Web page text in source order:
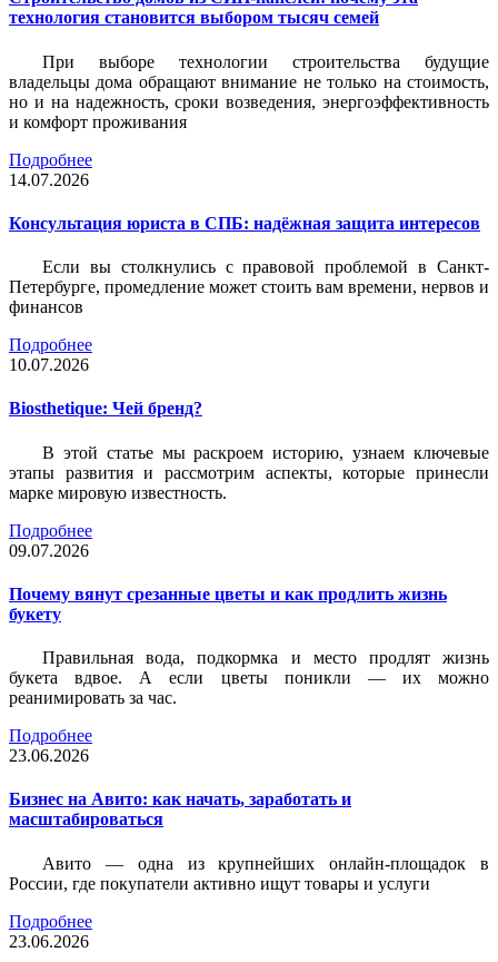
технология становится выбором тысяч семей
При выборе технологии строительства будущие
владельцы дома обращают внимание не только на стоимость,
но и на надежность, сроки возведения, энергоэффективность
и комфорт проживания
Подробнее
14.07.2026
Консультация юриста в СПБ: надёжная защита интересов
Если вы столкнулись с правовой проблемой в Санкт-
Петербурге, промедление может стоить вам времени, нервов и
финансов
Подробнее
10.07.2026
Biosthetique: Чей бренд?
В этой статье мы раскроем историю, узнаем ключевые
этапы развития и рассмотрим аспекты, которые принесли
марке мировую известность.
Подробнее
09.07.2026
Почему вянут срезанные цветы и как продлить жизнь
букету
Правильная вода, подкормка и место продлят жизнь
букета вдвое. А если цветы поникли — их можно
реанимировать за час.
Подробнее
23.06.2026
Бизнес на Авито: как начать, заработать и
масштабироваться
Авито — одна из крупнейших онлайн-площадок в
России, где покупатели активно ищут товары и услуги
Подробнее
23.06.2026